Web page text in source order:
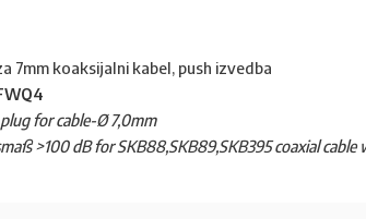
koaksijalni kabel, push izvedba
for cable-Ø 7,0mm
>100 dB for SKB88,SKB89,SKB395 coaxial cable